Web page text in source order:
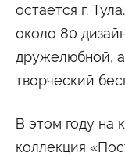
Формы
Очная форма
Заочная форма
Мероприятия
Выездные
Университетские
остается г.
около 80
дружелюбной,
творческий
В этом году на
коллекция